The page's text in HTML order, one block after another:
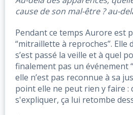
cause de son mal-être ? au-
Pendant ce temps Aurore est
“mitraillette à reproches”. Elle
s’est passé la veille et à quel
finalement pas un événement
elle n’est pas reconnue à sa
point elle ne peut rien y faire :
s'expliquer, ça lui retombe